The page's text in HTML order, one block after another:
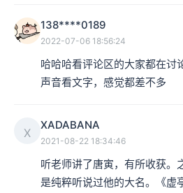
138****0189
2022-07-06 18:56:24
哈哈哈看评论区的大家都在讨
声音看文字，感觉都差不多
X
XADABANA
2021-08-22 18:34:46
听老师讲了唐寅，有所收获。
是纯粹听说过他的大名。《虚